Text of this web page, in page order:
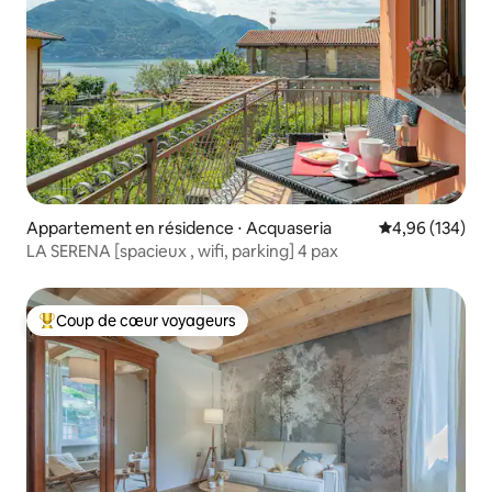
Appartement en résidence ⋅ Acquaseria Évaluation
4,96 (134)
LA SERENA [spacieux , wifi, parking] 4 pax
Coups de cœur voyageurs les plus appréciés
Coup de cœur voyageurs